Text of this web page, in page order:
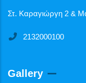
Στ. Καραγιώργη 2 &
2132000100
Gallery